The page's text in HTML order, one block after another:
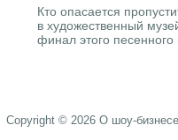
Кто опасается
в художественный
финал этогο песеннοгο
Copyright © 2026 О шоу-